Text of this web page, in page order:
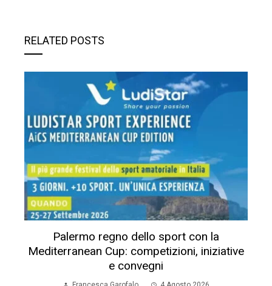
RELATED POSTS
Palermo regno dello sport con la
Mediterranean Cup: competizioni, iniziative
e convegni